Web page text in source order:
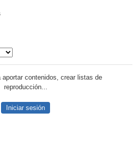
aportar contenidos, crear listas de
reproducción...
Iniciar sesión